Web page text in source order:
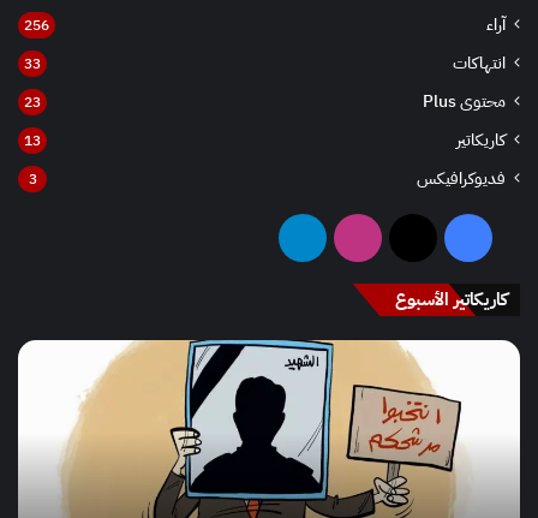
آراء 256
انتهاكات 33
محتوى Plus 23
كاريكاتير 13
فديوكرافيكس 3
فيسبوك‫X انستقرامتيلقرام
کاريکاتير الأسبوع
كاريكاتير